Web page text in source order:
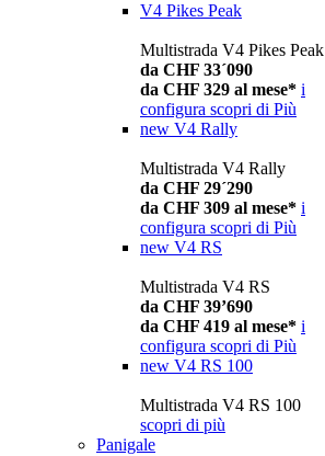
V4 Pikes Peak
Multistrada V4 Pikes Peak
da CHF 33´090
da CHF 329 al mese* i
configura scopri di Più
new V4 Rally
Multistrada V4 Rally
da CHF 29´290
da CHF 309 al mese* i
configura scopri di Più
new V4 RS
Multistrada V4 RS
da CHF 39’690
da CHF 419 al mese* i
configura scopri di Più
new V4 RS 100
Multistrada V4 RS 100
scopri di più
Panigale